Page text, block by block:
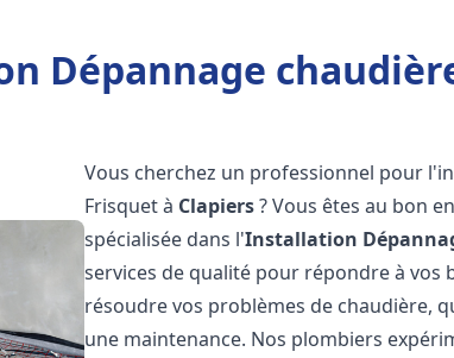
Dépannage
Vous cherchez un professionnel pour
Frisquet à Clapiers? Vous êtes au bon
spécialisée dans l'Installation
services de qualité pour répondre à
résoudre vos problèmes de chaudière,
une maintenance. Nos plombiers